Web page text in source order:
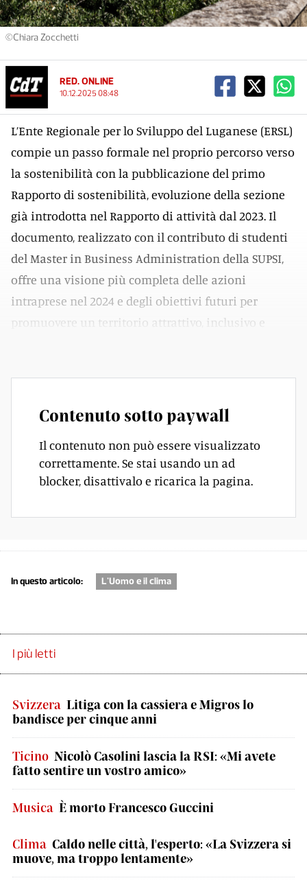
©Chiara Zocchetti
RED. ONLINE
10.12.2025 08:48
L’Ente Regionale per lo Sviluppo del Luganese (ERSL)
compie un passo formale nel proprio percorso verso
la sostenibilità con la pubblicazione del primo
Rapporto di sostenibilità, evoluzione della sezione
già introdotta nel Rapporto di attività dal 2023. Il
documento, realizzato con il contributo di studenti
del Master in Business Administration della SUPSI,
offre una visione più completa delle azioni
intraprese nel 2024 e degli obiettivi futuri per
promuovere un territorio attrattivo, inclusivo e
Contenuto sotto paywall
Il contenuto non può essere visualizzato
correttamente. Se stai usando un ad
blocker, disattivalo e ricarica la pagina.
In questo articolo: L'Uomo e il clima
I più letti
Svizzera Litiga con la cassiera e Migros lo
bandisce per cinque anni
Ticino Nicolò Casolini lascia la RSI: «Mi avete
fatto sentire un vostro amico»
Musica È morto Francesco Guccini
Clima Caldo nelle città, l'esperto: «La Svizzera si
muove, ma troppo lentamente»